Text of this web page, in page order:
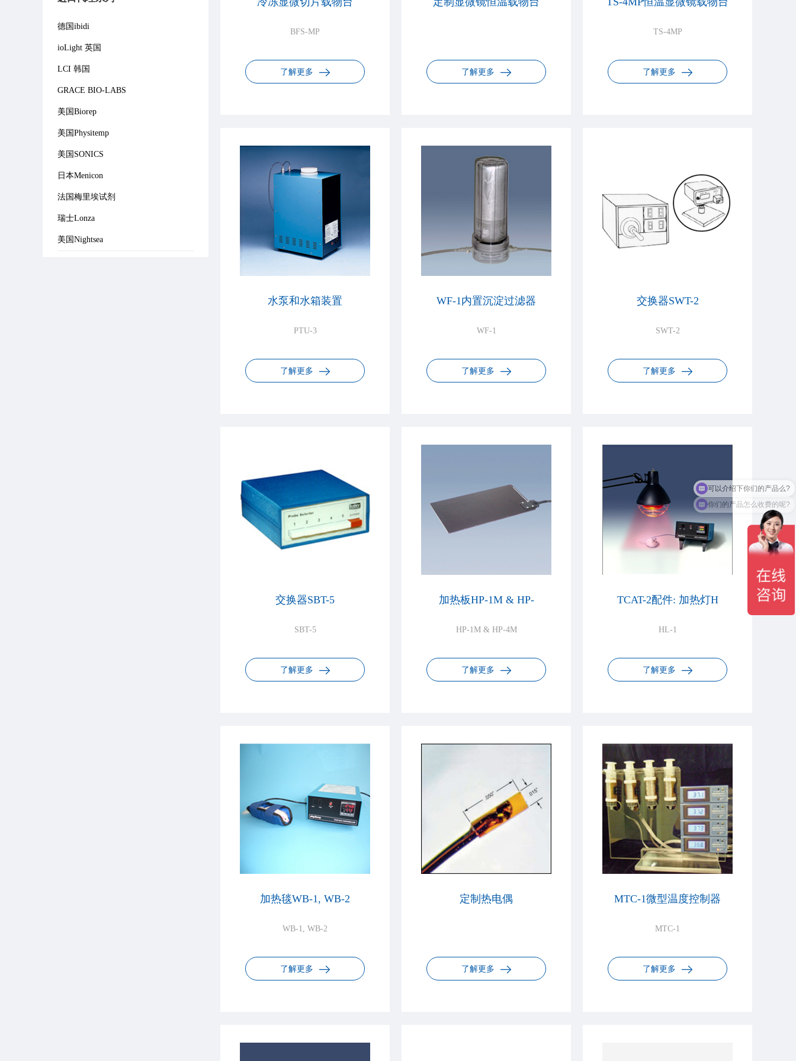
德国ibidi
ioLight 英国
LCI 韩国
GRACE BIO-LABS
美国Biorep
美国Physitemp
美国SONICS
日本Menicon
法国梅里埃试剂
瑞士Lonza
美国Nightsea
BFS-MP
了解更多 了解更多
TS-4MP
了解更多
水泵和水箱装置
PTU-3
了解更多
WF-1内置沉淀过滤器
WF-1
了解更多
交换器SWT-2
SWT-2
了解更多
交换器SBT-5
SBT-5
了解更多
加热板HP-1M & HP-
HP-1M & HP-4M
了解更多
TCAT-2配件: 加热灯H
HL-1
了解更多
加热毯WB-1, WB-2
WB-1, WB-2
了解更多
定制热电偶
了解更多
MTC-1微型温度控制器
MTC-1
了解更多
你们的产品怎么收费的呢?